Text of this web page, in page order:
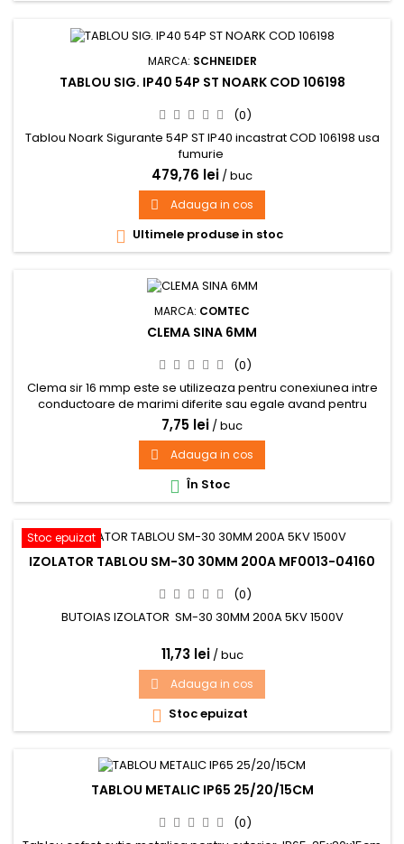
MARCA: SCHNEIDER
TABLOU SIG. IP40 54P ST NOARK COD 106198
(0)
Tablou Noark Sigurante 54P ST IP40 incastrat COD 106198 usa
fumurie
479,76 lei / buc
 Adauga in cos
 Ultimele produse in stoc
MARCA: COMTEC
CLEMA SINA 6MM
(0)
Clema sir 16 mmp este se utilizeaza pentru conexiunea intre
conductoare de marimi diferite sau egale avand pentru
organizarea spatiului in tabloul electric
7,75 lei / buc
 Adauga in cos
 În Stoc
Stoc epuizat
IZOLATOR TABLOU SM-30 30MM 200A MF0013-04160
(0)
BUTOIAS IZOLATOR SM-30 30MM 200A 5KV 1500V
11,73 lei / buc
 Adauga in cos
 Stoc epuizat
TABLOU METALIC IP65 25/20/15CM
(0)